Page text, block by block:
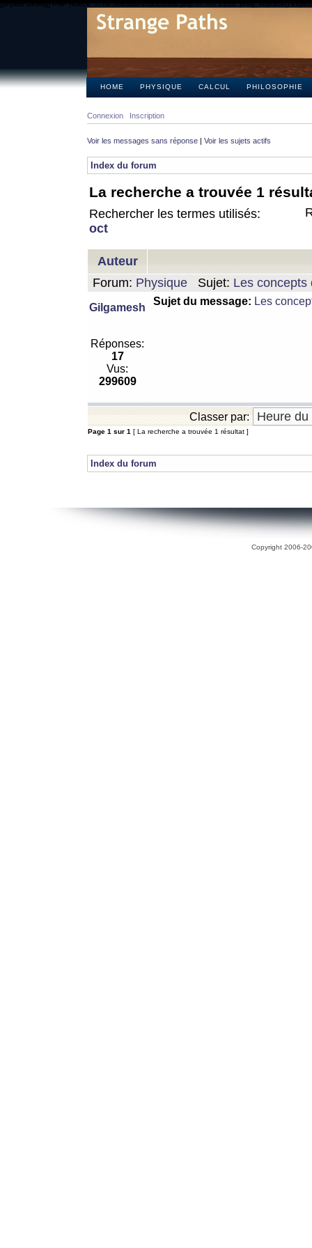
[phpBB Debug] PHP Notice: in file/includes/functions.phpon line2355:preg_replace()
HOME PHYSIQUE CALCUL PHILOSOPHIE
Connexion Inscription
Voir les messages sans réponse | Voir les sujets actifs
Index du forum
La recherche a trouvée 1
Rechercher les termes utilisés:
oct
Auteur
Forum: Physique Sujet: Les concepts
Gilgamesh
Sujet du message: Les
Réponses:
17
Vus:
299609
Classer par:
Page 1 sur 1 [ La recherche a trouvée 1 résultat ]
Index du forum
Copyright 2006-